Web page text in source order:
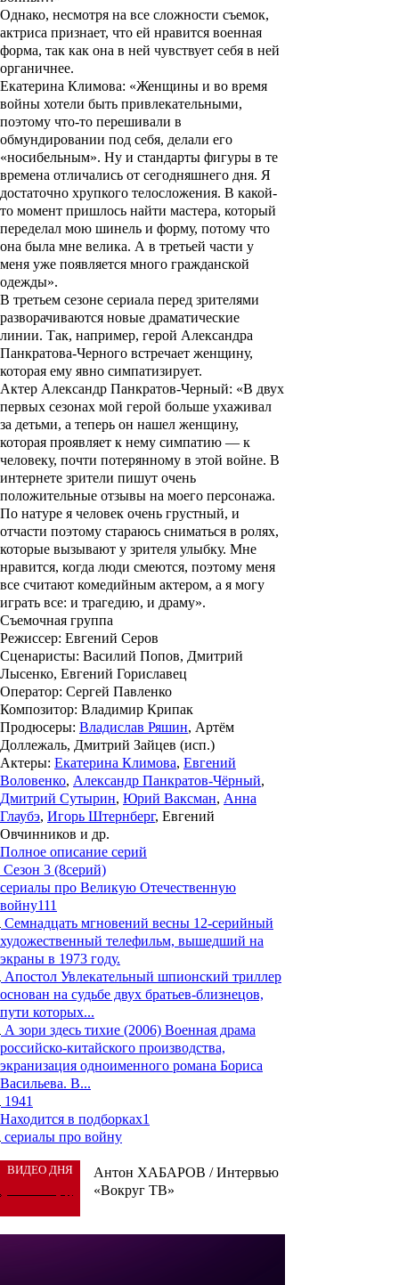
Однако, несмотря на все сложности съемок,
актриса признает, что ей нравится военная
форма, так как она в ней чувствует себя в ней
органичнее.
Екатерина Климова: «Женщины и во время
войны хотели быть привлекательными,
поэтому что-то перешивали в
обмундировании под себя, делали его
«носибельным». Ну и стандарты фигуры в те
времена отличались от сегодняшнего дня. Я
достаточно хрупкого телосложения. В какой-
то момент пришлось найти мастера, который
переделал мою шинель и форму, потому что
она была мне велика. А в третьей части у
меня уже появляется много гражданской
одежды».
В третьем сезоне сериала перед зрителями
разворачиваются новые драматические
линии. Так, например, герой Александра
Панкратова-Черного встречает женщину,
которая ему явно симпатизирует.
Актер Александр Панкратов-Черный: «В двух
первых сезонах мой герой больше ухаживал
за детьми, а теперь он нашел женщину,
которая проявляет к нему симпатию — к
человеку, почти потерянному в этой войне. В
интернете зрители пишут очень
положительные отзывы на моего персонажа.
По натуре я человек очень грустный, и
отчасти поэтому стараюсь сниматься в ролях,
которые вызывают у зрителя улыбку. Мне
нравится, когда люди смеются, поэтому меня
все считают комедийным актером, а я могу
играть все: и трагедию, и драму».
Съемочная группа
Режиссер: Евгений Серов
Сценаристы: Василий Попов, Дмитрий
Лысенко, Евгений Гориславец
Оператор: Сергей Павленко
Композитор: Владимир Крипак
Продюсеры: Владислав Ряшин, Артём
Доллежаль, Дмитрий Зайцев (иcп.)
Актеры: Екатерина Климова, Евгений
Воловенко, Александр Панкратов-Чёрный,
Дмитрий Сутырин, Юрий Ваксман, Анна
Глаубэ, Игорь Штернберг, Евгений
Овчинников и др.
Полное описание серий
Сезон 3 (8серий)
сериалы про Великую Отечественную
войну111
Семнадцать мгновений весны 12-серийный
художественный телефильм, вышедший на
экраны в 1973 году.
Апостол Увлекательный шпионский триллер
основан на судьбе двух братьев-близнецов,
пути которых...
А зори здесь тихие (2006) Военная драма
российско-китайского производства,
экранизация одноименного романа Бориса
Васильева. В...
1941
Находится в подборках1
сериалы про войну
ВИДЕО ДНЯ
Антон ХАБАРОВ / Интервью
«Вокруг ТВ»